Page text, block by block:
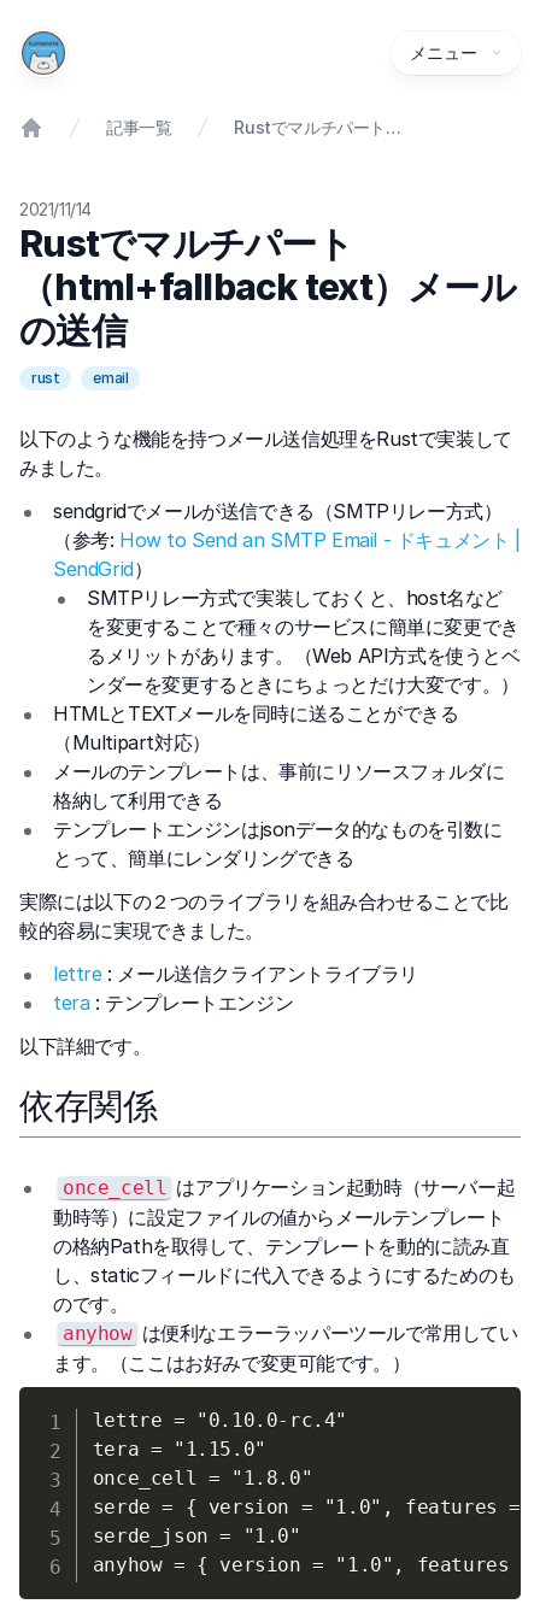
メニュー
記事一覧 Rustでマルチパート（html+fallback Text）メールの送信
2021/11/14
Rustでマルチパート
（html+fallback text）メール
の送信
rust email
以下のような機能を持つメール送信処理をRustで実装して
みました。
sendgridでメールが送信できる（SMTPリレー方式）
（参考: How to Send an SMTP Email - ドキュメント |
SendGrid）
SMTPリレー方式で実装しておくと、host名など
を変更することで種々のサービスに簡単に変更でき
るメリットがあります。（Web API方式を使うとベ
ンダーを変更するときにちょっとだけ大変です。）
HTMLとTEXTメールを同時に送ることができる
（Multipart対応）
メールのテンプレートは、事前にリソースフォルダに
格納して利用できる
テンプレートエンジンはjsonデータ的なものを引数に
とって、簡単にレンダリングできる
実際には以下の２つのライブラリを組み合わせることで比
較的容易に実現できました。
lettre: メール送信クライアントライブラリ
tera: テンプレートエンジン
以下詳細です。
依存関係
once_cell
はアプリケーション起動時（サーバー起
動時等）に設定ファイルの値からメールテンプレート
の格納Pathを取得して、テンプレートを動的に読み直
し、staticフィールドに代入できるようにするためのも
のです。
anyhow は便利なエラーラッパーツールで常用してい
ます。（ここはお好みで変更可能です。）
lettre = "0.10.0-rc.4"
tera = "1.15.0"
once_cell = "1.8.0"
serde = { version = "1.0", features
serde_json = "1.0"